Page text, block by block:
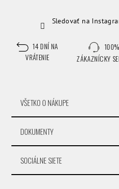
Sledovať na
14 DNÍ NA
VRÁTENIE
100%
ZÁKAZNÍCKY
VŠETKO O NÁKUPE
DOKUMENTY
SOCIÁLNE SIETE